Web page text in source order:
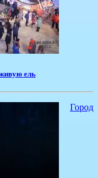
ель
Город